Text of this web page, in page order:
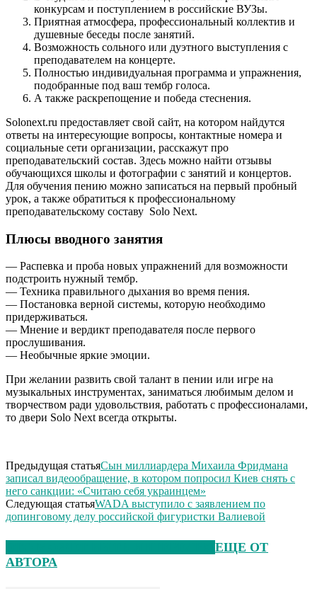
конкурсам и поступлением в российские ВУЗы.
Приятная атмосфера, профессиональный коллектив и
душевные беседы после занятий.
Возможность сольного или дуэтного выступления с
преподавателем на концерте.
Полностью индивидуальная программа и упражнения,
подобранные под ваш тембр голоса.
А также раскрепощение и победа стеснения.
Solonext.ru предоставляет свой сайт, на котором найдутся
ответы на интересующие вопросы, контактные номера и
социальные сети организации, расскажут про
преподавательский состав. Здесь можно найти отзывы
обучающихся школы и фотографии с занятий и концертов.
Для обучения пению можно записаться на первый пробный
урок, а также обратиться к профессиональному
преподавательскому составу Solo Next.
Плюсы вводного занятия
— Распевка и проба новых упражнений для возможности
подстроить нужный тембр.
— Техника правильного дыхания во время пения.
— Постановка верной системы, которую необходимо
придерживаться.
— Мнение и вердикт преподавателя после первого
прослушивания.
— Необычные яркие эмоции.
При желании развить свой талант в пении или игре на
музыкальных инструментах, заниматься любимым делом и
творчеством ради удовольствия, работать с профессионалами,
то двери Solo Next всегда открыты.
Предыдущая статьяСын миллиардера Михаила Фридмана
записал видеообращение, в котором попросил Киев снять с
него санкции: «Считаю себя украинцем»
Следующая статьяWADA выступило с заявлением по
допинговому делу российской фигуристки Валиевой
ЕЩЕ ОТ
АВТОРА